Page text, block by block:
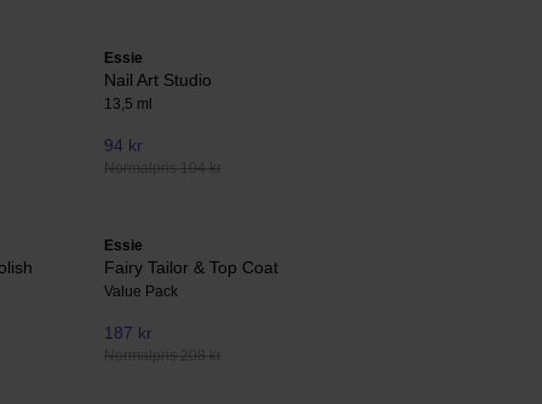
Essie
Nail Art Studio
13,5 ml
94 kr
Normalpris 104 kr
Essie
Fairy Tailor & Top Coat
Value Pack
187 kr
Normalpris 208 kr